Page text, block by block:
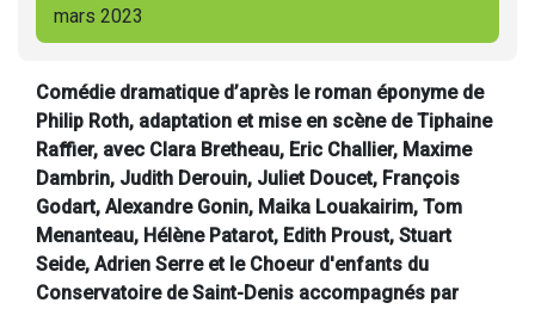
mars 2023
Comédie dramatique d’après le roman éponyme de
Philip Roth, adaptation et mise en scène de Tiphaine
Raffier, avec Clara Bretheau, Eric Challier, Maxime
Dambrin, Judith Derouin, Juliet Doucet, François
Godart, Alexandre Gonin, Maika Louakairim, Tom
Menanteau, Hélène Patarot, Edith Proust, Stuart
Seide, Adrien Serre et le Choeur d'enfants du
Conservatoire de Saint-Denis accompagnés par